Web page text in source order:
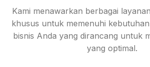
Kami menawarkan berbagai
khusus untuk memenuhi
bisnis Anda yang dirancang untuk
yang optimal.